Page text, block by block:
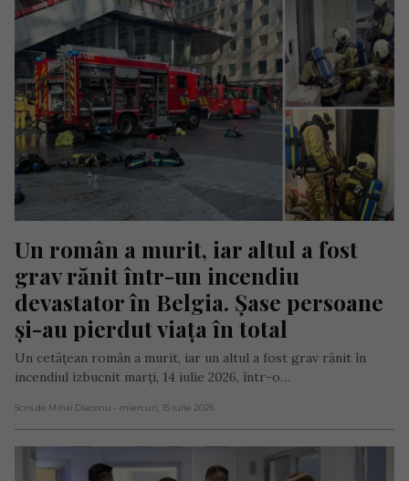
Un român a murit, iar altul a fost
grav rănit într-un incendiu
devastator în Belgia. Șase persoane
și-au pierdut viața în total
Un cetățean român a murit, iar un altul a fost grav rănit în
incendiul izbucnit marți, 14 iulie 2026, într-o…
Scris de Mihai Diaconu - miercuri, 15 iulie 2026